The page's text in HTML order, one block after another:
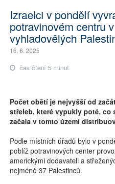
Izraelci v pondělí
potravinovém centru
vyhladovělých
16. 6. 2025
čas čtení 5 minut
Počet obětí je nejvyšší od
střeleb, které vypukly poté, co
začala v tomto území
Podle místních úřadů bylo v
poblíž potravinových center
americkými dodavateli a
nejméně 37 Palestinců.